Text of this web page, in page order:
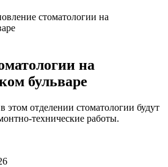
стоматологии на
на
бульваре
этом отделении стоматологии будут
технические работы.